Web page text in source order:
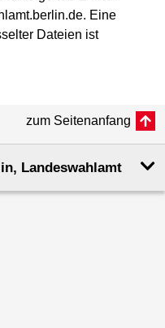
Eine
Dateien ist
zum Seitenanfang
Landeswahlamt